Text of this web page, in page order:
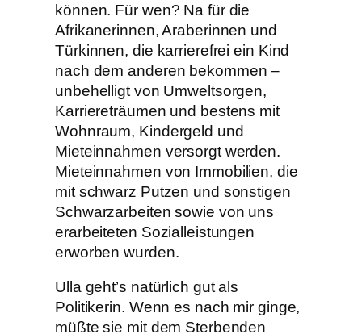
können. Für wen? Na für die
Afrikanerinnen, Araberinnen und
Türkinnen, die karrierefrei ein Kind
nach dem anderen bekommen –
unbehelligt von Umweltsorgen,
Karriereträumen und bestens mit
Wohnraum, Kindergeld und
Mieteinnahmen versorgt werden.
Mieteinnahmen von Immobilien, die
mit schwarz Putzen und sonstigen
Schwarzarbeiten sowie von uns
erarbeiteten Sozialleistungen
erworben wurden.
Ulla geht’s natürlich gut als
Politikerin. Wenn es nach mir ginge,
müßte sie mit dem Sterbenden